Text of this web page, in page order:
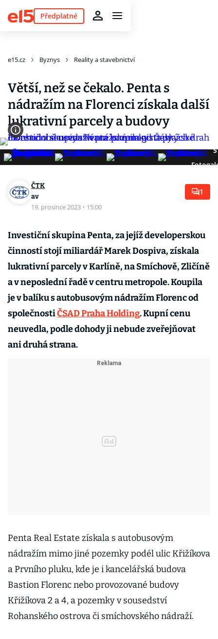
Předplatné
e15.cz Byznys Reality a stavebnictví
Větší, než se čekalo. Penta s
nádražím na Florenci získala další
lukrativní parcely a budovy
5
ČTK
av
19. prosince 2023 · 15:00
1
Investiční skupina Penta, za jejíž developerskou
činností stojí miliardář Marek Dospiva, získala
lukrativní parcely v Karlíně, na Smíchově, Zličíně
a v neposlední řadě v centru metropole. Koupila
je v balíku s autobusovým nádražím Florenc od
společnostiČSAD Praha Holding. Kupní cenu
neuvedla, podle dohody ji nebude zveřejňovat
ani druhá strana.
Penta Real Estate získala s autobusovým
nádražím mimo jiné pozemky podél ulic Křižíkova
a Prvního pluku, kde je i kancelářská budova
Bastion Florenc nebo provozované budovy
Křižíkova 2 a 4, a pozemky v sousedství
Rohanského ostrova či smíchovského nádraží.